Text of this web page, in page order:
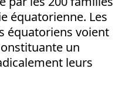
équatorienne. Les
équatoriens voient
un
leurs